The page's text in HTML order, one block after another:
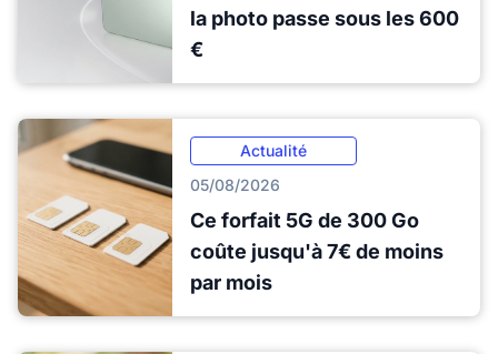
la photo passe sous les 600
€
Actualité
05/08/2026
Ce forfait 5G de 300 Go
coûte jusqu'à 7€ de moins
par mois